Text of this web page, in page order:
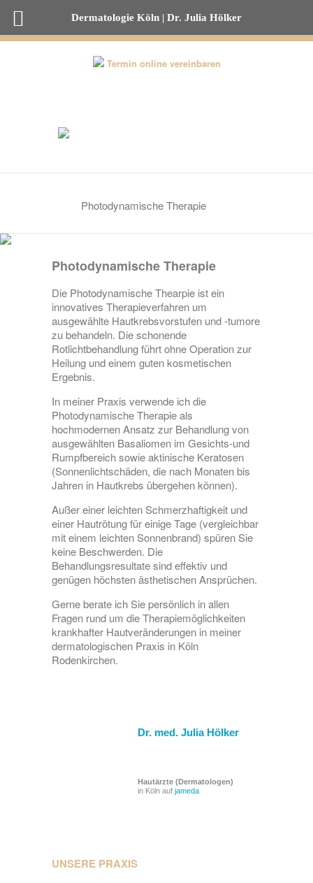
Termin online vereinbaren
Photodynamische Therapie
Photodynamische Therapie
Die Photodynamische Thearpie ist ein
innovatives Therapieverfahren um
ausgewählte Hautkrebsvorstufen und -tumore
zu behandeln. Die schonende
Rotlichtbehandlung führt ohne Operation zur
Heilung und einem guten kosmetischen
Ergebnis.
In meiner Praxis verwende ich die
Photodynamische Therapie als
hochmodernen Ansatz zur Behandlung von
ausgewählten Basaliomen im Gesichts-und
Rumpfbereich sowie aktinische Keratosen
(Sonnenlichtschäden, die nach Monaten bis
Jahren in Hautkrebs übergehen können).
Außer einer leichten Schmerzhaftigkeit und
einer Hautrötung für einige Tage (vergleichbar
mit einem leichten Sonnenbrand) spüren Sie
keine Beschwerden. Die
Behandlungsresultate sind effektiv und
genügen höchsten ästhetischen Ansprüchen.
Gerne berate ich Sie persönlich in allen
Fragen rund um die Therapiemöglichkeiten
krankhafter Hautveränderungen in meiner
dermatologischen Praxis in Köln
Rodenkirchen.
Dr. med. Julia Hölker
Hautärzte (Dermatologen)
in Köln auf jameda
UNSERE PRAXIS
Dermatologie Köln | Dr. Julia Hölker